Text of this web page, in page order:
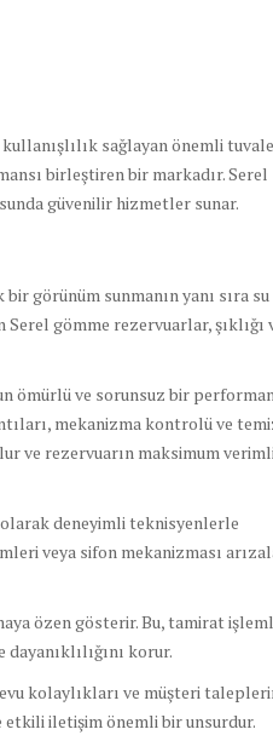
sağlayan önemli
birleştiren bir markadır. Serel
güvenilir hizmetler sunar.
görünüm sunmanın yanı sıra su
gömme rezervuarlar, şıklığı
ömürlü ve sorunsuz bir
mekanizma kontrolü ve
ve rezervuarın maksimum
deneyimli teknisyenlerle
veya sifon mekanizması
özen gösterir. Bu, tamirat
korur.
kolaylıkları ve müşteri
etkili iletişim önemli bir unsurdur.